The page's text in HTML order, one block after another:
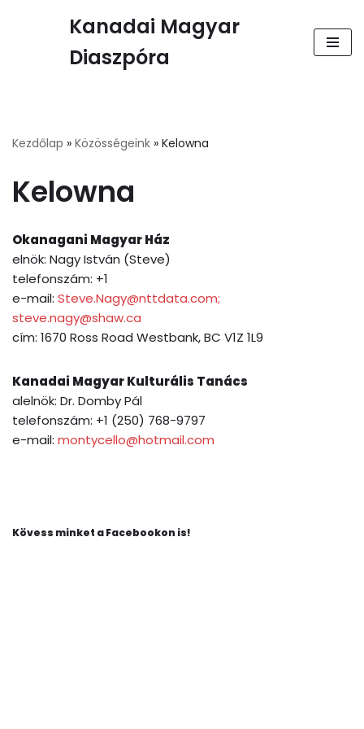
Kanadai Magyar
Diaszpóra
Kezdőlap » Közösségeink » Kelowna
Kelowna
Okanagani Magyar Ház
elnök: Nagy István (Steve)
telefonszám: +1
e-mail: Steve.Nagy@nttdata.com;
steve.nagy@shaw.ca
cím: 1670 Ross Road Westbank, BC V1Z 1L9
Kanadai Magyar Kulturális Tanács
alelnök: Dr. Domby Pál
telefonszám: +1 (250) 768-9797
e-mail: montycello@hotmail.com
Kövess minket a Facebookon is!